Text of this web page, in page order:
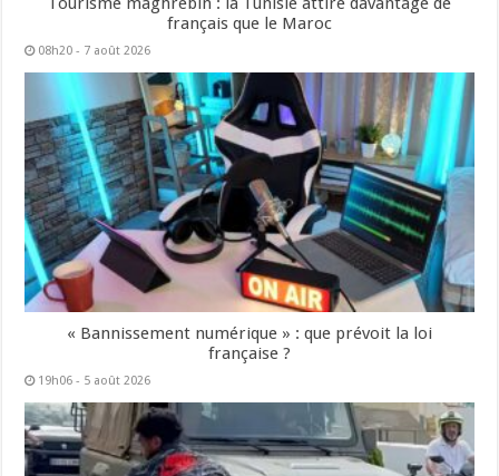
français que le Maroc
08h20 - 7 août 2026
« Bannissement numérique » : que prévoit la loi
française ?
19h06 - 5 août 2026